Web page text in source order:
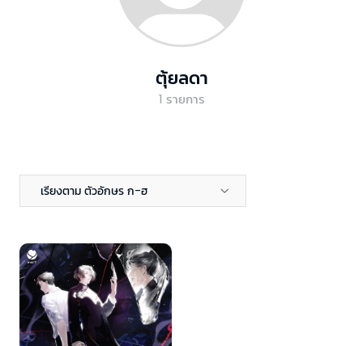
ตุ้ยลดา
1 รายการ
เรียงตาม ตัวอักษร ก-ฮ